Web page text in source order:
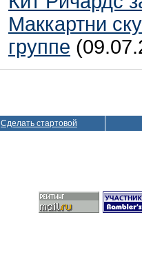
Маккартни
группе
Сделать стартовой